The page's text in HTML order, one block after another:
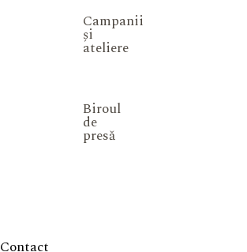
Campanii
și
ateliere
Biroul
de
presă
Contact